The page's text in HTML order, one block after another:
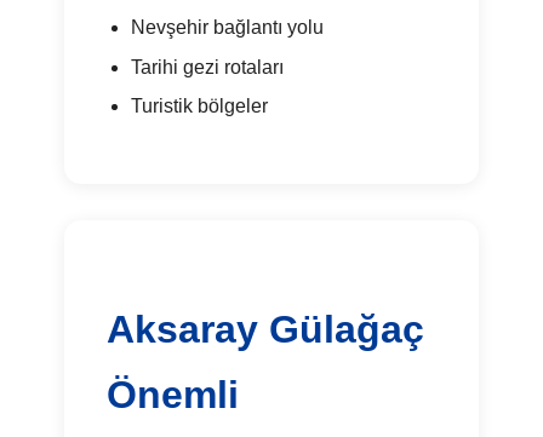
Nevşehir bağlantı yolu
Tarihi gezi rotaları
Turistik bölgeler
Aksaray Gülağaç
Önemli